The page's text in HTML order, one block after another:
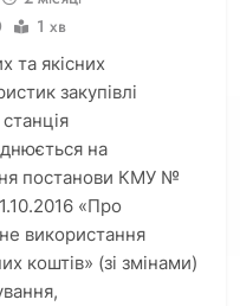
1 хв
та якісних
закупівлі
на
постанови КМУ №
«Про
використання
коштів» (зі змінами)